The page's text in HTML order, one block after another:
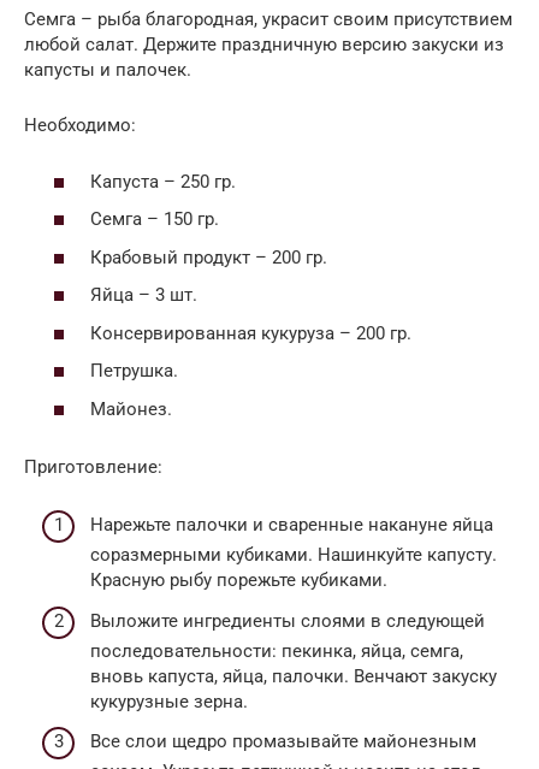
Семга – рыба благородная, украсит своим присутствием
любой салат. Держите праздничную версию закуски из
капусты и палочек.
Необходимо:
Капуста – 250 гр.
Семга – 150 гр.
Крабовый продукт – 200 гр.
Яйца – 3 шт.
Консервированная кукуруза – 200 гр.
Петрушка.
Майонез.
Приготовление:
Нарежьте палочки и сваренные накануне яйца
соразмерными кубиками. Нашинкуйте капусту.
Красную рыбу порежьте кубиками.
Выложите ингредиенты слоями в следующей
последовательности: пекинка, яйца, семга,
вновь капуста, яйца, палочки. Венчают закуску
кукурузные зерна.
Все слои щедро промазывайте майонезным